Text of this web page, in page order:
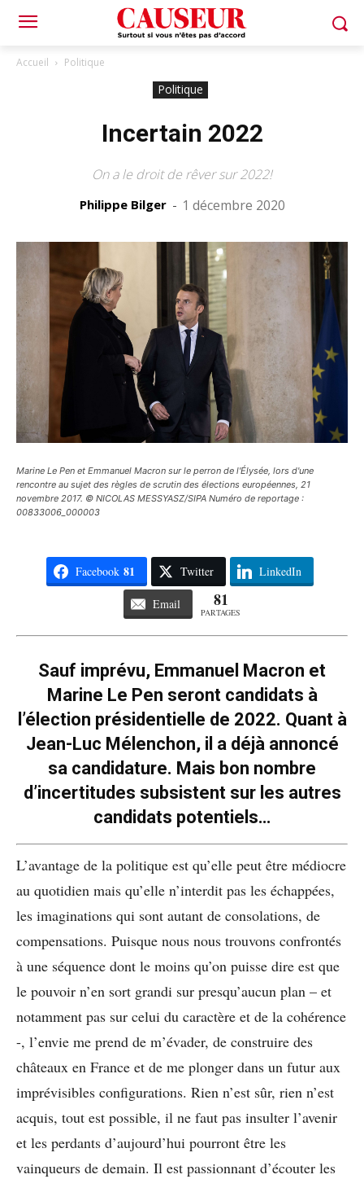
Accueil Politique
Politique
Incertain 2022
On a le droit de rêver sur 2022!
Philippe Bilger - 1 décembre 2020
Marine Le Pen et Emmanuel Macron sur le perron de l'Élysée, lors d'une
rencontre au sujet des règles de scrutin des élections européennes, 21
novembre 2017. © NICOLAS MESSYASZ/SIPA Numéro de reportage :
00833006_000003
Facebook 81 Twitter LinkedIn
Email 81
PARTAGES
Sauf imprévu, Emmanuel Macron et
Marine Le Pen seront candidats à
l’élection présidentielle de 2022. Quant à
Jean-Luc Mélenchon, il a déjà annoncé
sa candidature. Mais bon nombre
d’incertitudes subsistent sur les autres
candidats potentiels…
L’avantage de la politique est qu’elle peut être médiocre
au quotidien mais qu’elle n’interdit pas les échappées,
les imaginations qui sont autant de consolations, de
compensations. Puisque nous nous trouvons confrontés
à une séquence dont le moins qu’on puisse dire est que
le pouvoir n’en sort grandi sur presqu’aucun plan – et
notamment pas sur celui du caractère et de la cohérence
-, l’envie me prend de m’évader, de construire des
châteaux en France et de me plonger dans un futur aux
imprévisibles configurations. Rien n’est sûr, rien n’est
acquis, tout est possible, il ne faut pas insulter l’avenir
et les perdants d’aujourd’hui pourront être les
vainqueurs de demain. Il est passionnant d’écouter les